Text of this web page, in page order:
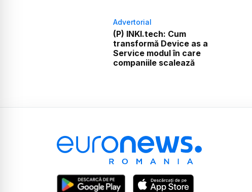
Advertorial
(P) INKI.tech: Cum
transformă Device as a
Service modul în care
companiile scalează